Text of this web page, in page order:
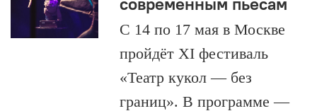
С 14 по 17 мая в Москве
пройдёт XI фестиваль
«Театр кукол — без
границ». В программе —